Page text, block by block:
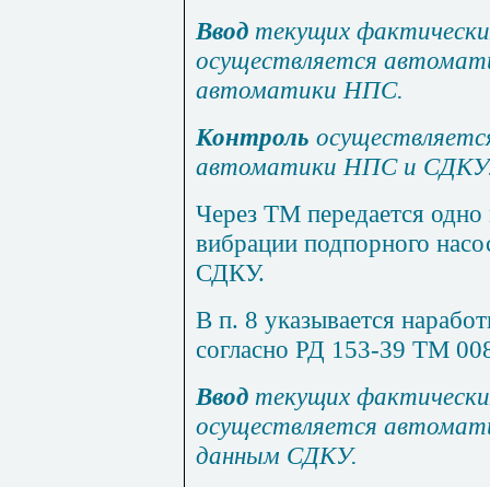
Ввод текущих
осуществляется
автоматики НПС.
Контроль
автоматики НПС и
Через ТМ передается одно
вибрации подпорного
СДКУ.
В п. 8 указывается
согласно РД 153-39 ТМ
Ввод текущих
осуществляется
данным СДКУ.